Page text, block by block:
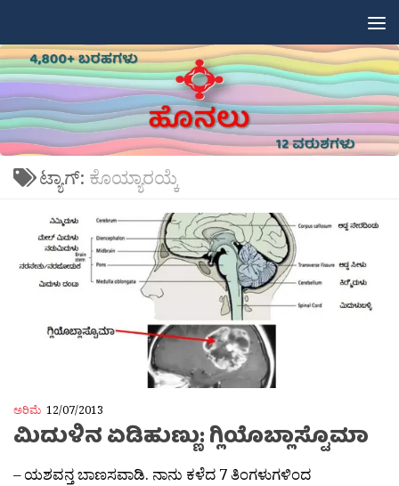
ಟ್ಯಾಗ್: ಕೊಯ್ಯಾರಯ್ಕೆ
ಅರಿಮೆ 12/07/2013
ಮಿದುಳಿನ ಏಡಿಹುಣ್ಣು: ಗ್ಲಿಯೊಬ್ಲಾಸ್ಟೊಮಾ
– ಯಶವನ್ತ ಬಾಣಸವಾಡಿ. ನಾನು ಕಳೆದ 7 ತಿಂಗಳುಗಳಿಂದ